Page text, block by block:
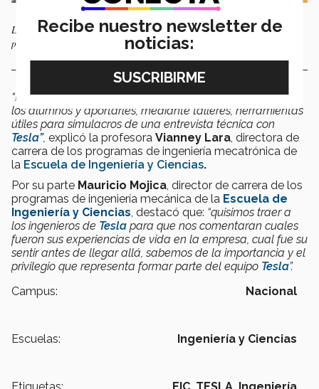
Los ingenieros de Tesla atendieron la invitación de los organizadores
para acudir al Tec.
“Realizamos esta jornada con la intención de Inspirar a
los alumnos y aportarles, mediante talleres, herramientas
útiles para simulacros de una entrevista técnica con
Tesla”, explicó la profesora Vianney Lara , directora de
carrera de los programas de ingeniería mecatrónica de
la Escuela de Ingeniería y Ciencias.
Por su parte Mauricio Mojica , director de carrera de los
programas de ingeniería mecánica de la Escuela de
Ingeniería y Ciencias , destacó que: “quisimos traer a
los ingenieros de Tesla para que nos comentaran cuales
fueron sus experiencias de vida en la empresa, cual fue su
sentir antes de llegar allá, sabemos de la importancia y el
privilegio que representa formar parte del equipo Tesla”.
Campus:
Nacional
Escuelas: Ingeniería y Ciencias
Recibe nuestro newsletter de
noticias: